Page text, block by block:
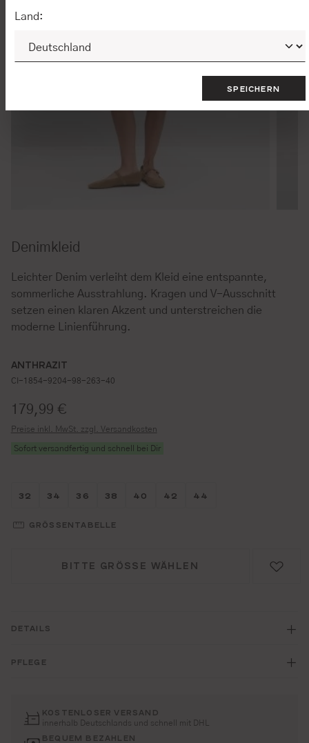
Denimkleid
Leichter Denim verleiht dem Kleid eine entspannte,
sommerliche Ausstrahlung. Kragen und V-Ausschnitt
setzen einen klaren Akzent und unterstreichen die
moderne Linienführung.
ANTHRAZIT
CI-1854-9204-98-263-40
Regulärer Preis:
179,99 €
Preise inkl. MwSt. zzgl. Versandkosten
Sofort versandfertig und schnell bei Dir
Größe wählen
32 Größe wählen
34 Größe wählen
36 Größe wählen
38 Größe wählen
40 Größe wählen
42 Größe wählen
44
GRÖSSENTABELLE
BITTE GRÖSSE WÄHLEN
DETAILS
PFLEGE
KOSTENLOSER VERSAND
innerhalb Deutschlands und schnell mit DHL
BEQUEM BEZAHLEN
Land:
SPEICHERN